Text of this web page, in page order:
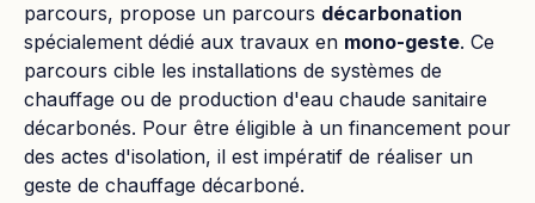
parcours, propose un parcours décarbonation
spécialement dédié aux travaux en mono-geste. Ce
parcours cible les installations de systèmes de
chauffage ou de production d'eau chaude sanitaire
décarbonés. Pour être éligible à un financement pour
des actes d'isolation, il est impératif de réaliser un
geste de chauffage décarboné.